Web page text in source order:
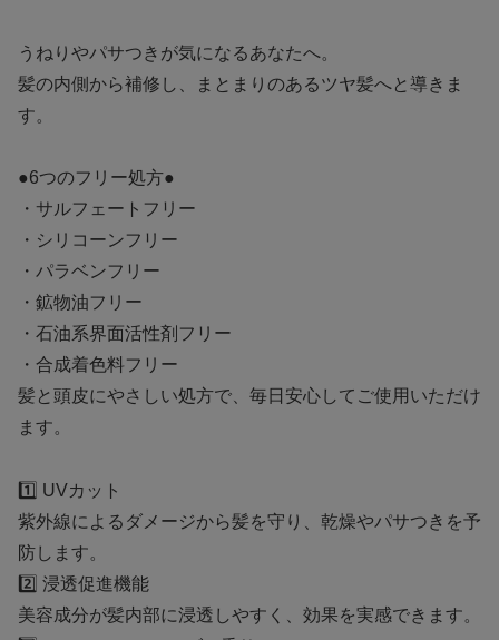
うねりやパサつきが気になるあなたへ。
髪の内側から補修し、まとまりのあるツヤ髪へと導きま
す。
●6つのフリー処方●
・サルフェートフリー
・シリコーンフリー
・パラベンフリー
・鉱物油フリー
・石油系界面活性剤フリー
・合成着色料フリー
髪と頭皮にやさしい処方で、毎日安心してご使用いただけ
ます。
1️⃣ UVカット
紫外線によるダメージから髪を守り、乾燥やパサつきを予
防します。
2️⃣ 浸透促進機能
美容成分が髪内部に浸透しやすく、効果を実感できます。